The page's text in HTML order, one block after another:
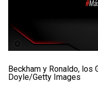
Beckham y Ronaldo, los
Doyle/Getty Images